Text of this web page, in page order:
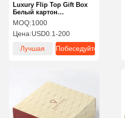
Luxury Flip Top Gift Box
Белый картон
Противодействие
смещению Один кусок с
внутренней обшивкой
MOQ:1000
Цена:USD0.1-200
Лучшая
Побеседуйте